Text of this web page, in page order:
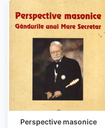
Perspective masonice